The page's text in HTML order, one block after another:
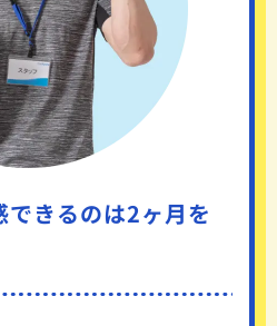
きるのは2ヶ月を